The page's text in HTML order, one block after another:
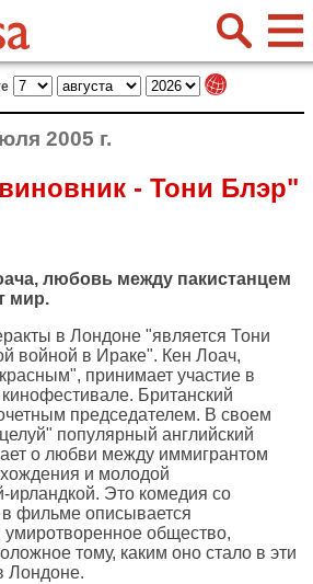
2005 г.
- Тони Блэр"
любовь между пакистанцем
мир.
в Лондоне "является Тони
войной в Ираке". Кен Лоач,
принимает участие в
Британский
председателем. В своем
популярный английский
о любви между иммигрантом
и молодой
ирландкой. Это комедия со
фильме описывается
общество,
тому, каким оно стало в эти
Лондоне.